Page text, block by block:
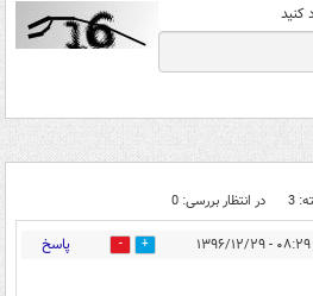
کنید
3 در انتظار بررسی: 0
۰۸:۲۹ - ۱۳۹۶/۱۲/۲۹ 8 پاسخ